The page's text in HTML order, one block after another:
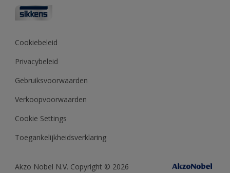
Polyfilla Pro
Sikkens Center
Kleurcollecties
Kennisbank
Cookiebeleid
Privacybeleid
Gebruiksvoorwaarden
Verkoopvoorwaarden
Cookie Settings
Toegankelijkheidsverklaring
Akzo Nobel N.V. Copyright © 2026